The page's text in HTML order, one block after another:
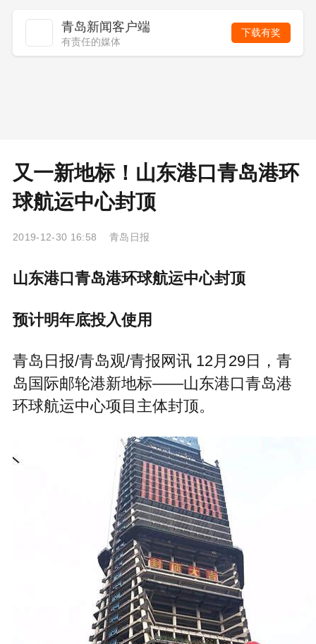
青岛新闻客户端
有责任的媒体
下载有奖
又一新地标！山东港口青岛港环
球航运中心封顶
2019-12-30 16:58 青岛日报
山东港口青岛港环球航运中心封顶
预计明年底投入使用
青岛日报/青岛观/青报网讯 12月29日，青
岛国际邮轮港新地标——山东港口青岛港
环球航运中心项目主体封顶。